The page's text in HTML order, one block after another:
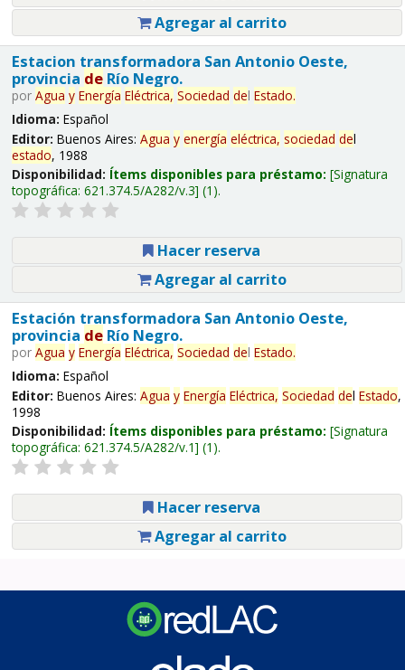
Agregar al carrito
Estacion transformadora San Antonio Oeste,
provincia deRío Negro.
por Agua y Energía Eléctrica, Sociedad del Estado.
Idioma: Español
Editor: Buenos Aires: Agua y energía eléctrica, sociedad del
estado, 1988
Disponibilidad: Ítems disponibles para préstamo: Signatura
topográfica: 621.374.5/A282/v.3 (1).
Hacer reserva
Agregar al carrito
Estación transformadora San Antonio Oeste,
provincia deRío Negro.
por Agua y Energía Eléctrica, Sociedad del Estado.
Idioma: Español
Editor: Buenos Aires: Agua y Energía Eléctrica, Sociedad del Estado,
1998
Disponibilidad: Ítems disponibles para préstamo: Signatura
topográfica: 621.374.5/A282/v.1 (1).
Hacer reserva
Agregar al carrito